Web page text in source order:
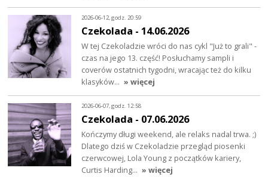
2026-06-12, godz. 20:59
Czekolada - 14.06.2026
W tej Czekoladzie wróci do nas cykl "Już to grali" -
czas na jego 13. część! Posłuchamy sampli i
coverów ostatnich tygodni, wracając też do kilku
klasyków… » więcej
2026-06-07, godz. 12:58
Czekolada - 07.06.2026
Kończymy długi weekend, ale relaks nadal trwa. ;)
Dlatego dziś w Czekoladzie przegląd piosenki
czerwcowej, Lola Young z początków kariery,
Curtis Harding… » więcej